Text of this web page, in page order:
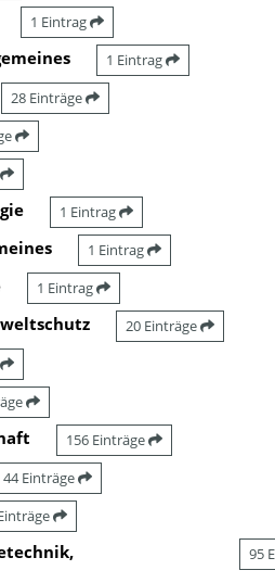
1 Eintrag
1 Eintrag
28 Einträge
1 Eintrag
1 Eintrag
1 Eintrag
20 Einträge
156 Einträge
44 Einträge
95